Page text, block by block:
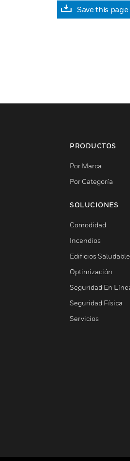
Save this
PRODUCTOS
Por Marca
Por Categoría
SOLUCIONES
Comodidad
Incendios
Edificios
Optimización
Seguridad En
Seguridad Física
Servicios